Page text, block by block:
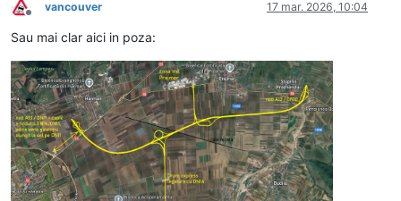
Deconectat
vancouver 17 mar. 2026, 10:04
Sau mai clar aici in poza: